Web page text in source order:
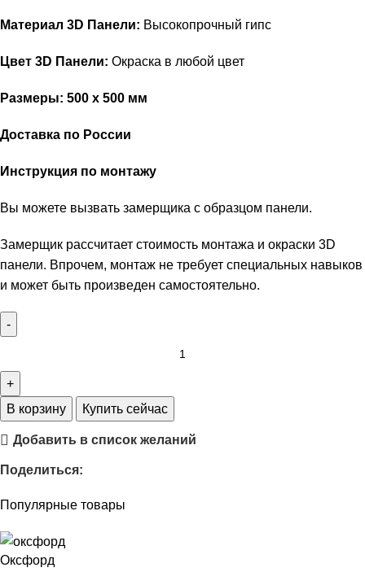
Материал 3D Панели: Высокопрочный гипс
Цвет 3D Панели: Окраска в любой цвет
Размеры: 500 х 500 мм
Доставка по России
Инструкция по монтажу
Вы можете вызвать замерщика с образцом панели.
Замерщик рассчитает стоимость монтажа и окраски 3D
панели. Впрочем, монтаж не требует специальных навыков
и может быть произведен самостоятельно.
В корзину Купить сейчас
Добавить в список желаний
Поделиться:
Популярные товары
Оксфорд